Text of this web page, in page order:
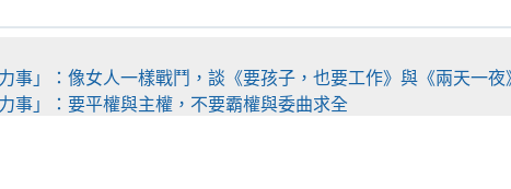
事」：像女人一樣戰鬥，談《要孩子，也要工作》與《兩天一夜
事」：要平權與主權，不要霸權與委曲求全